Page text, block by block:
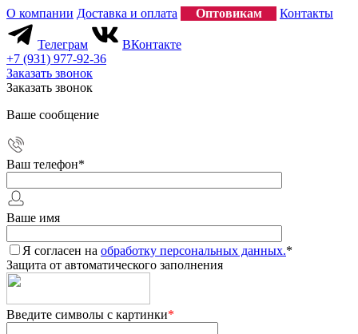
О компании Доставка и оплата Оптовикам Контакты
Телеграм
ВКонтакте
+7 (931) 977-92-36
Заказать звонок
Заказать звонок
Ваше сообщение
Ваш телефон*
Ваше имя
Я согласен на обработку персональных данных.*
Защита от автоматического заполнения
Введите символы с картинки*